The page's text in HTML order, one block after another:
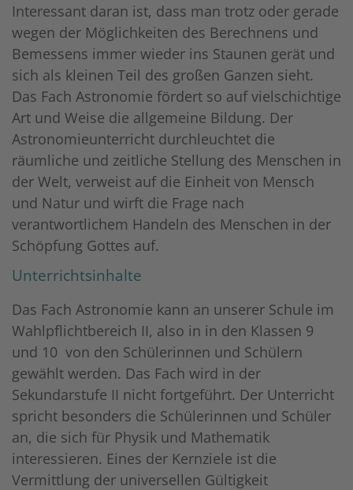
Interessant daran ist, dass man trotz oder gerade
wegen der Möglichkeiten des Berechnens und
Bemessens immer wieder ins Staunen gerät und
sich als kleinen Teil des großen Ganzen sieht.
Das Fach Astronomie fördert so auf vielschichtige
Art und Weise die allgemeine Bildung. Der
Astronomieunterricht durchleuchtet die
räumliche und zeitliche Stellung des Menschen in
der Welt, verweist auf die Einheit von Mensch
und Natur und wirft die Frage nach
verantwortlichem Handeln des Menschen in der
Schöpfung Gottes auf.
Unterrichtsinhalte
Das Fach Astronomie kann an unserer Schule im
Wahlpflichtbereich II, also in in den Klassen 9
und 10 von den Schülerinnen und Schülern
gewählt werden. Das Fach wird in der
Sekundarstufe II nicht fortgeführt. Der Unterricht
spricht besonders die Schülerinnen und Schüler
an, die sich für Physik und Mathematik
interessieren. Eines der Kernziele ist die
Vermittlung der universellen Gültigkeit